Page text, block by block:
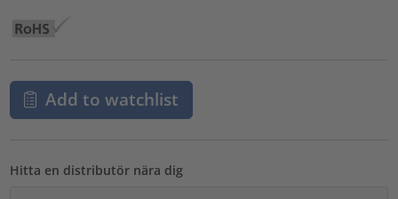
Add to watchlist
Hitta en distributör nära dig